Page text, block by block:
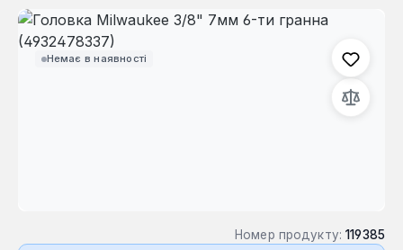
Немає в наявності
Пропустити галерею зображень
Номер продукту: 119385